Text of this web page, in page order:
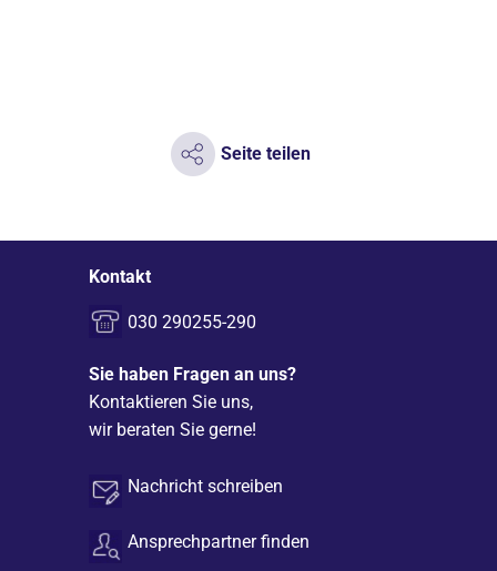
Seite teilen
Kontakt
030 290255-290
Sie haben Fragen an uns?
Kontaktieren Sie uns,
wir beraten Sie gerne!
Nachricht schreiben
Ansprechpartner finden